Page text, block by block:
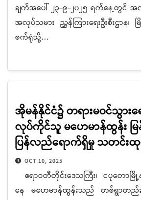
ချက်အပေါ် ၂၃-၉-၂၀၂၅ ရက်နေ့တွင် အ
အလုပ်သမား ညွှန်ကြားရေးဦးစီးဌာန၊
စက်ရုံသို့…
အိုမန်နိုင်ငံ၌ တရားမဝင်သွာ
လုပ်ကိုင်သူ မဟေမာန်ထွန်း မြ
ပြန်လည်ရောက်ရှိမှု သတင်းထု
OCT 10, 2025
ဧရာဝတီတိုင်းဒေသကြီး၊ ငပုတောမြို့
နေ မဟေမာန်ထွန်းသည် တစ်ရွာတ